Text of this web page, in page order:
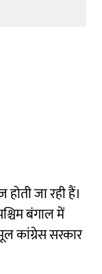
जा रही हैं।
बंगाल में
कांग्रेस सरकार